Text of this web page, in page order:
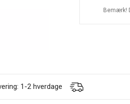
Bemærk!
1-2 hverdage